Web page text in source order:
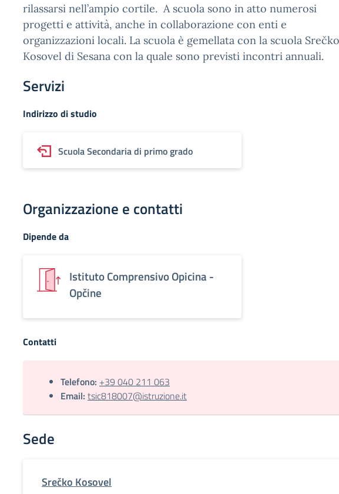
rilassarsi nell’ampio cortile. A scuola sono in atto numerosi
progetti e attività, anche in collaborazione con enti e
organizzazioni locali. La scuola è gemellata con la scuola Srečko
Kosovel di Sesana con la quale sono previsti incontri annuali.
Servizi
Indirizzo di studio
Scuola Secondaria di primo grado
Organizzazione e contatti
Dipende da
Istituto Comprensivo Opicina -
Opčine
Contatti
Telefono: +39 040 211 063
Email: tsic818007@istruzione.it
Sede
Srečko Kosovel